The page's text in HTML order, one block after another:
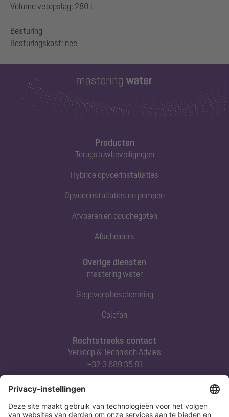
Volume vetopslag: 280 l
Besturing
Producten
Terugstuwbeveiligingen
Hybride opvoerinstallaties
Opvoerinstallaties en pompen
Afvoeren en douchegoten
Afscheiders
Rechtstreeks contact
Verkoop & Technisch Advies
+32 3 689 35 81
Abonneert u zich op onze nieuwsbrief
Overige diensten
mastering water
Gegevensbescherming
Colofon